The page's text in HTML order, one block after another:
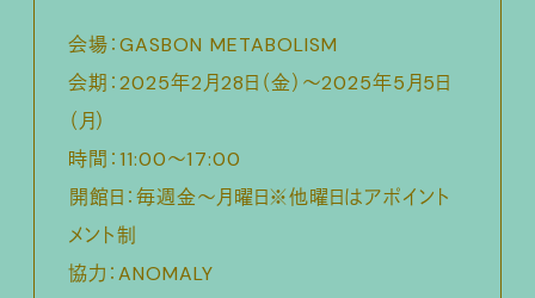
会場：GASBON METABOLISM
会期：2025年2月28日（金）〜2025年5月5日
（月）
時間：11:00〜17:00
⁠開館日：毎週金〜月曜日※他曜日はアポイント
メント制
協力：ANOMALY